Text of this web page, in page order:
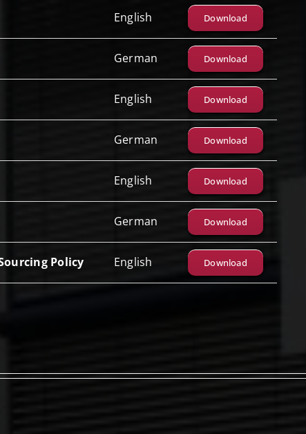
English Download
German Download
English Download
German Download
English Download
German Download
Policy English Download